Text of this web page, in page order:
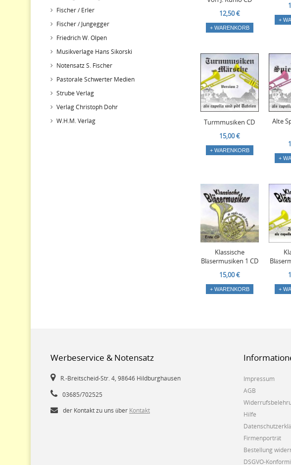
Fischer / Erler
Fischer / Jungegger
Friedrich W. Olpen
Musikverlage Hans Sikorski
Notensatz S. Fischer
Pastorale Schwerter Medien
Strube Verlag
Verlag Christoph Dohr
W.H.M. Verlag
12,50 €
+ WARENKORB
+
Turmmusiken CD
15,00 €
+ WARENKORB
Alte
+
Klassische
Bläsermusiken 1 CD
15,00 €
+ WARENKORB +
Werbeservice & Notensatz
R.-Breitscheid-Str. 4, 98646 Hildburghausen
03685/702525
der Kontakt zu uns über Kontakt
Impressum
AGB
Hilfe
Firmenporträt
Bestellung
DSGVO-